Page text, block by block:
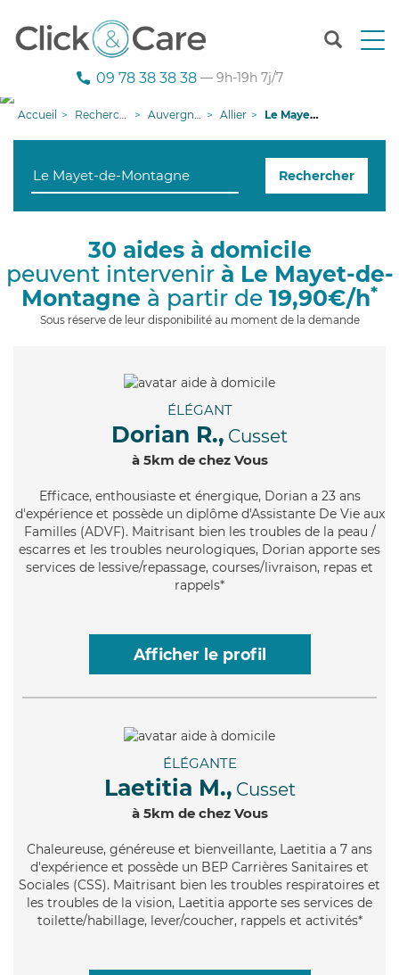
T
n
g
i
o
09 78 38 38 38 — 9h-19h 7j/7
Accueil Recherche aide à domicile Auvergne-Rhône-Alpes Allier Le Mayet-de-Montagne
Rechercher
30 aides à domicile
peuvent intervenir à Le Mayet-de-
Montagne à partir de 19,90€/h*
Sous réserve de leur disponibilité au moment de la demande
ÉLÉGANT
Dorian R., Cusset
à 5km de chez Vous
Efficace, enthousiaste et énergique, Dorian a 23 ans
d'expérience et possède un diplôme d'Assistante De Vie aux
Familles (ADVF). Maitrisant bien les troubles de la peau /
escarres et les troubles neurologiques, Dorian apporte ses
services de lessive/repassage, courses/livraison, repas et
rappels*
Afficher le profil
ÉLÉGANTE
Laetitia M., Cusset
à 5km de chez Vous
Chaleureuse, généreuse et bienveillante, Laetitia a 7 ans
d'expérience et possède un BEP Carrières Sanitaires et
Sociales (CSS). Maitrisant bien les troubles respiratoires et
les troubles de la vision, Laetitia apporte ses services de
toilette/habillage, lever/coucher, rappels et activités*